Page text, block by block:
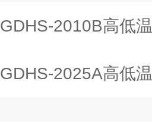
GDHS-2010B高低温湿
GDHS-2025A高低温湿热